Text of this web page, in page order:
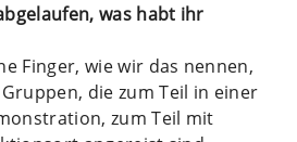
was habt ihr
Finger, wie wir das nennen,
die zum Teil in einer
zum Teil mit